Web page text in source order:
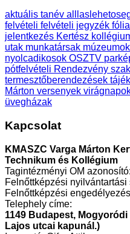
aktuális tanév
felvételi felvételi jegyzék
jelentkezés Kertész
utak munkatársak múzeumok
nyolcadikosok OSZTV
pótfelvételi Rendezvény
termesztőberendezések
Márton versenyek
üvegházak
Kapcsolat
KMASZC Varga Márton
Technikum és Kollégium
Tagintézményi OM azonosító:
Felnőttképzési nyilvántartási
Felnőttképzési
Telephely címe:
1149 Budapest,
Lajos utcai kapunál.)